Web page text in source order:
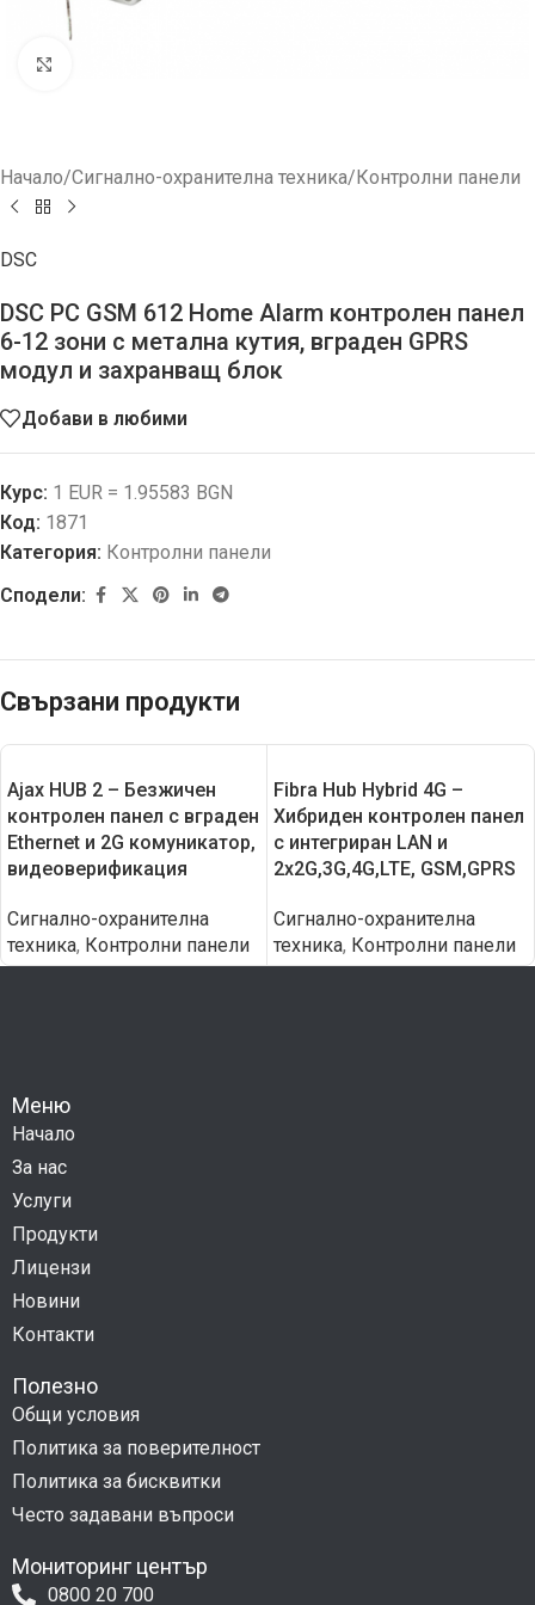
Начало/Сигнално-охранителна техника/Контролни панели
DSC
DSC PC GSM 612 Home Alarm контролен панел
6-12 зони с метална кутия, вграден GPRS
модул и захранващ блок
Добави в любими
Курс: 1 EUR = 1.95583 BGN
Код: 1871
Категория: Контролни панели
Сподели:
Свързани продукти
Ajax HUB 2 – Безжичен
контролен панел с вграден
Еthernet и 2G комуникатор,
видеоверификация
Сигнално-охранителна
техника, Контролни панели
Fibra Hub Hybrid 4G –
Хибриден контролен панел
с интегриран LAN и
2х2G,3G,4G,LTE, GSM,GPRS
Сигнално-охранителна
техника, Контролни панели
Меню
Начало
За нас
Услуги
Продукти
Лицензи
Новини
Контакти
Полезно
Общи условия
Политика за поверителност
Политика за бисквитки
Често задавани въпроси
Мониторинг център
0800 20 700